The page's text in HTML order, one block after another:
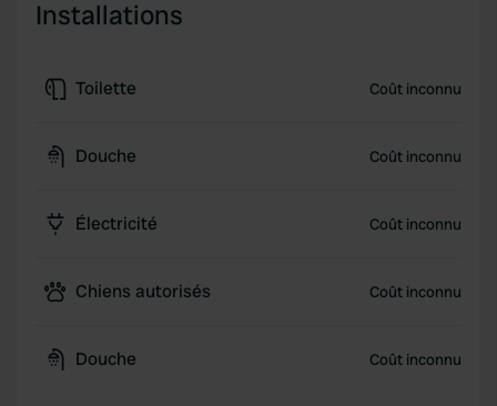
Installations
Toilette Coût inconnu
Douche Coût inconnu
Électricité Coût inconnu
Chiens autorisés Coût inconnu
Douche Coût inconnu